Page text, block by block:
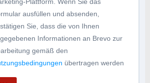
ausfüllen und absenden,
Sie, dass die von Ihnen
Informationen an Brevo zur
gemäß den
übertragen werden